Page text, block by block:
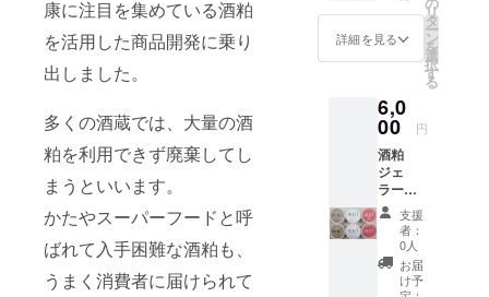
康に注目を集めている酒粕
を活用した商品開発に乗り
出しました。
多くの酒蔵では、大量の酒
粕を利用できず廃棄してし
まうといいます。
かたやスーパーフードと呼
ばれて入手困難な酒粕も、
うまく消費者に届けられて
×2個、
苺×2
個、玄
詳細を見る
リ
タ
ー
ン
を
選
択
す
る
6,0
00 円
酒粕
ジェ
ラート
mui ６
個入り
食べ比
べセッ
ト プ
支援
者：
0人
お届
け予